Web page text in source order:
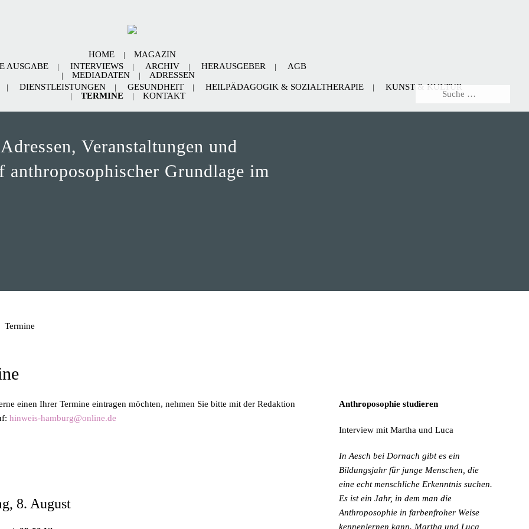
HOME
MAGAZIN
AUSGABE
INTERVIEWS ARCHIV HERAUSGEBER
AGB
MEDIADATEN
ADRESSEN
DIENSTLEISTUNGEN GESUNDHEIT HEILPÄDAGOGIK & SOZIALTHERAPIE
KUNST & KULTUR
TERMINE
KONTAKT
Veranstaltungen und
Grundlage im
zum Herunterladen
Termine
einen Ihrer Termine eintragen möchten, nehmen Sie bitte mit der Redaktion
hinweis-hamburg@online.de
8. August
Anthroposophie studieren
Interview mit Martha und Luca
In Aesch bei Dornach gibt es ein
Bildungsjahr für junge Menschen, die
eine echt menschliche Erkenntnis suchen.
Es ist ein Jahr, in dem man die
Anthroposophie in farbenfroher Weise
kennenlernen kann. Martha und Luca